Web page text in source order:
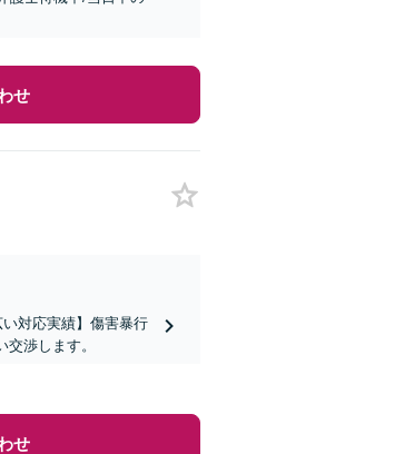
せ
対応実績】傷害暴行
渉します。
せ